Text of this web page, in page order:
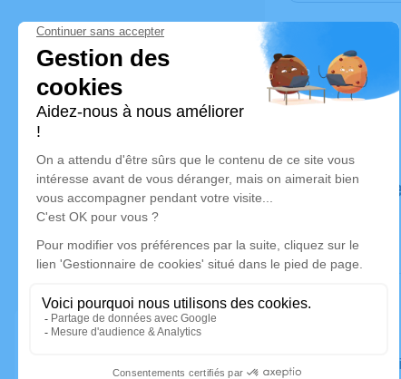
Déroulé
Le